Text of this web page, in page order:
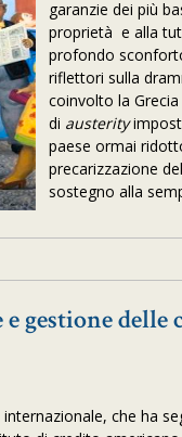
garanzie dei più
proprietà e alla
profondo
riflettori sulla
coinvolto la
di austerity
paese ormai
precarizzazione
sostegno alla
gestione delle
che ha